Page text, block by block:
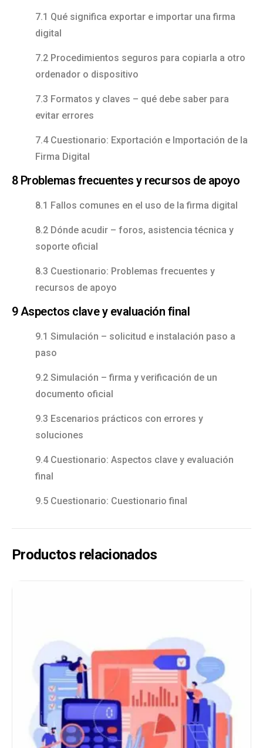
7.1 Qué significa exportar e importar una firma
digital
7.2 Procedimientos seguros para copiarla a otro
ordenador o dispositivo
7.3 Formatos y claves – qué debe saber para
evitar errores
7.4 Cuestionario: Exportación e Importación de la
Firma Digital
8 Problemas frecuentes y recursos de apoyo
8.1 Fallos comunes en el uso de la firma digital
8.2 Dónde acudir – foros, asistencia técnica y
soporte oficial
8.3 Cuestionario: Problemas frecuentes y
recursos de apoyo
9 Aspectos clave y evaluación final
9.1 Simulación – solicitud e instalación paso a
paso
9.2 Simulación – firma y verificación de un
documento oficial
9.3 Escenarios prácticos con errores y
soluciones
9.4 Cuestionario: Aspectos clave y evaluación
final
9.5 Cuestionario: Cuestionario final
Productos relacionados